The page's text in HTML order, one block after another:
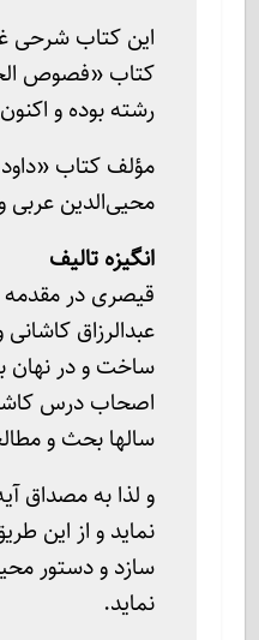
این کتاب شرحی
کتاب «فصوص
رشته بوده و
مؤلف کتاب
محیی‌الدین عربی
انگیزه تالیف
قیصری در مقدمه
عبدالرزاق
ساخت و در نهان
اصحاب درس
سالها بحث و
و لذا به مصداق
نماید و از این
سازد و دستور
نماید.